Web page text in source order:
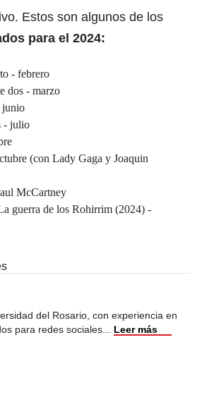
Estos son algunos de los
para el 2024:
- febrero
dos - marzo
junio
- julio
(con Lady Gaga y Joaquin
McCartney
guerra de los Rohirrim (2024) -
del Rosario, con experiencia en
para redes sociales
Leer más